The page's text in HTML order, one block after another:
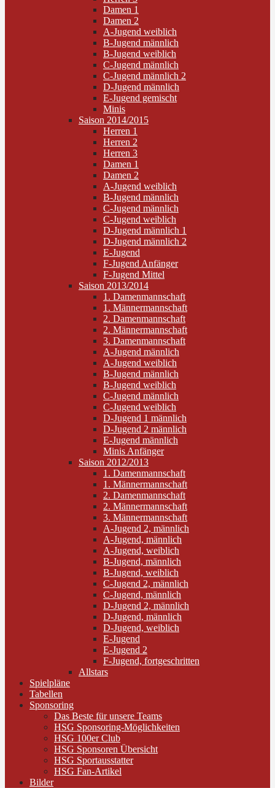
Damen 1
Damen 2
A-Jugend weiblich
B-Jugend männlich
B-Jugend weiblich
C-Jugend männlich
C-Jugend männlich 2
D-Jugend männlich
E-Jugend gemischt
Minis
Saison 2014/2015
Herren 1
Herren 2
Herren 3
Damen 1
Damen 2
A-Jugend weiblich
B-Jugend männlich
C-Jugend männlich
C-Jugend weiblich
D-Jugend männlich 1
D-Jugend männlich 2
E-Jugend
F-Jugend Anfänger
F-Jugend Mittel
Saison 2013/2014
1. Damenmannschaft
1. Männermannschaft
2. Damenmannschaft
2. Männermannschaft
3. Damenmannschaft
A-Jugend männlich
A-Jugend weiblich
B-Jugend männlich
B-Jugend weiblich
C-Jugend männlich
C-Jugend weiblich
D-Jugend 1 männlich
D-Jugend 2 männlich
E-Jugend männlich
Minis Anfänger
Saison 2012/2013
1. Damenmannschaft
1. Männermannschaft
2. Damenmannschaft
2. Männermannschaft
3. Männermannschaft
A-Jugend 2, männlich
A-Jugend, männlich
A-Jugend, weiblich
B-Jugend, männlich
B-Jugend, weiblich
C-Jugend 2, männlich
C-Jugend, männlich
D-Jugend 2, männlich
D-Jugend, männlich
D-Jugend, weiblich
E-Jugend
E-Jugend 2
F-Jugend, fortgeschritten
Allstars
Spielpläne
Tabellen
Sponsoring
Das Beste für unsere Teams
HSG Sponsoring-Möglichkeiten
HSG 100er Club
HSG Sponsoren Übersicht
HSG Sportausstatter
HSG Fan-Artikel
Bilder